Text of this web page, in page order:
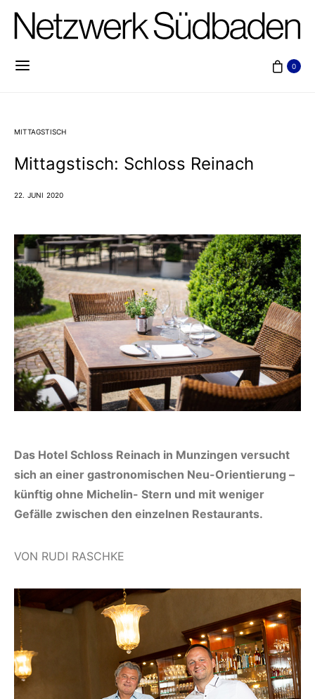
0
MITTAGSTISCH
Mittagstisch: Schloss Reinach
22. JUNI 2020
Das Hotel Schloss Reinach in Munzingen versucht
sich an einer gastronomischen Neu-Orientierung –
künftig ohne Michelin- Stern und mit weniger
Gefälle zwischen den einzelnen Restaurants.
VON RUDI RASCHKE